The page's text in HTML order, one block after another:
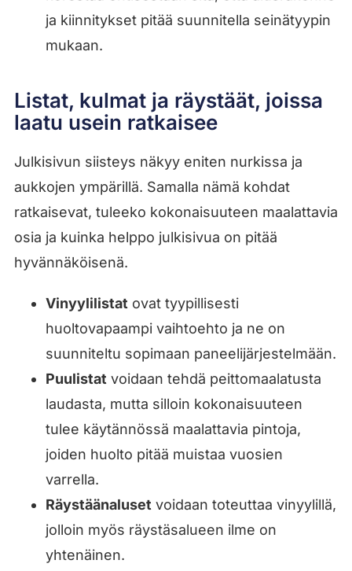
ja kiinnitykset pitää suunnitella seinätyypin
mukaan.
Listat, kulmat ja räystäät, joissa
laatu usein ratkaisee
Julkisivun siisteys näkyy eniten nurkissa ja
aukkojen ympärillä. Samalla nämä kohdat
ratkaisevat, tuleeko kokonaisuuteen maalattavia
osia ja kuinka helppo julkisivua on pitää
hyvännäköisenä.
Vinyylilistat ovat tyypillisesti
huoltovapaampi vaihtoehto ja ne on
suunniteltu sopimaan paneelijärjestelmään.
Puulistat voidaan tehdä peittomaalatusta
laudasta, mutta silloin kokonaisuuteen
tulee käytännössä maalattavia pintoja,
joiden huolto pitää muistaa vuosien
varrella.
Räystäänaluset voidaan toteuttaa vinyylillä,
jolloin myös räystäsalueen ilme on
yhtenäinen.